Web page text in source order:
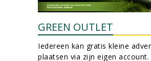
GREEN OUTLET
Iedereen kan gratis kleine
plaatsen via zijn eigen account.